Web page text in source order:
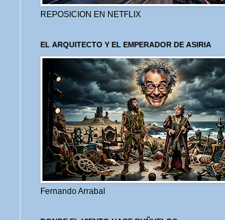
REPOSICION EN NETFLIX
EL ARQUITECTO Y EL EMPERADOR DE ASIRIA
Fernando Arrabal